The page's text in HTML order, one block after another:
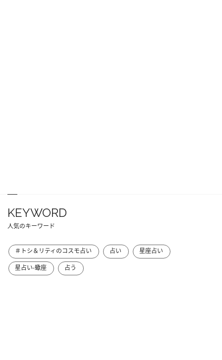
KEYWORD
人気のキーワード
＃トシ＆リティのコスモ占い 占い
星座占い
星占い-蠍座
占う